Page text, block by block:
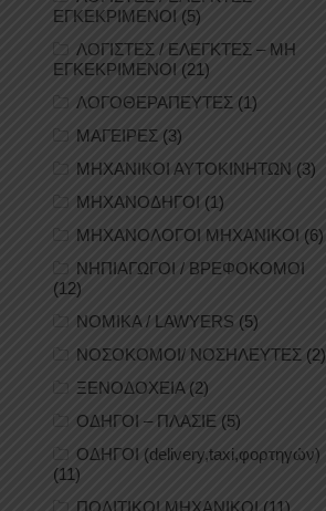
ΕΓΚΕΚΡΙΜΕΝΟΙ (5)
ΛΟΓΙΣΤΕΣ / ΕΛΕΓΚΤΕΣ – ΜΗ
ΕΓΚΕΚΡΙΜΕΝΟΙ (21)
ΛΟΓΟΘΕΡΑΠΕΥΤΕΣ (1)
ΜΑΓΕΙΡΕΣ (3)
ΜΗΧΑΝΙΚΟΙ ΑΥΤΟΚΙΝΗΤΩΝ (3)
ΜΗΧΑΝΟΔΗΓΟΙ (1)
ΜΗΧΑΝΟΛΟΓΟΙ ΜΗΧΑΝΙΚΟΙ (6)
ΝΗΠΙΑΓΩΓΟΙ / ΒΡΕΦΟΚΟΜΟΙ
(12)
ΝΟΜΙΚΑ / LAWYERS (5)
ΝΟΣΟΚΟΜΟΙ/ ΝΟΣΗΛΕΥΤΕΣ (2)
ΞΕΝΟΔΟΧΕΙΑ(2)
ΟΔΗΓΟΙ – ΠΛΑΣΙΕ (5)
ΟΔΗΓΟΙ (delivery,taxi,φορτηγών)
(11)
ΠΟΛΙΤΙΚΟΙ ΜΗΧΑΝΙΚΟΙ (11)